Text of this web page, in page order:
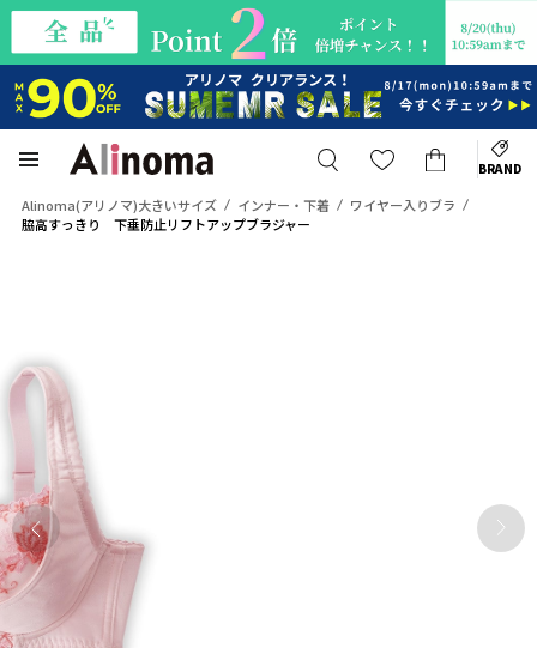
BRAND
Alinoma(アリノマ)大きいサイズ インナー・下着
ワイヤー入りブラ
脇高すっきり 下垂防止リフトアップブラジャー